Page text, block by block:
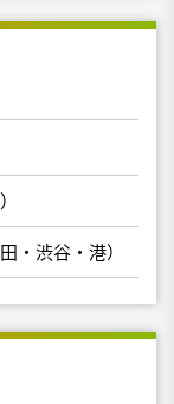
・渋谷・港）